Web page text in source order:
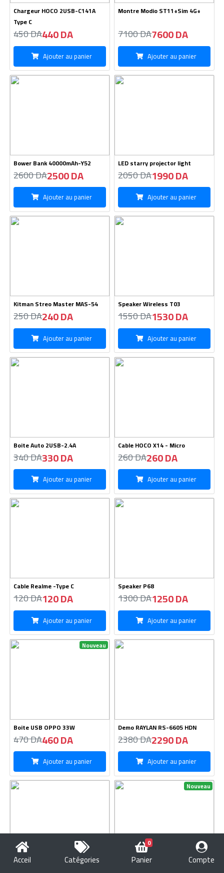
Acceil Catégories
0
Panier Compte
Chargeur HOCO 2USB-C141A
Type C
450 DA440 DA
Ajouter au panier
Montre Modio ST11+Sim 4G+
7100 DA7600 DA
Ajouter au panier
Bower Bank 40000mAh-Y52
2600 DA2500 DA
Ajouter au panier
LED starry projector light
2050 DA1990 DA
Ajouter au panier
Kitman Streo Master MAS-54
250 DA240 DA
Ajouter au panier
Speaker Wireless T03
1550 DA1530 DA
Ajouter au panier
Boite Auto 2USB-2.4A
340 DA330 DA
Ajouter au panier
Cable HOCO X14 - Micro
260 DA260 DA
Ajouter au panier
Cable Realme -Type C
120 DA120 DA
Ajouter au panier
Speaker P68
1300 DA1250 DA
Ajouter au panier
Nouveau
Boite USB OPPO 33W
470 DA460 DA
Ajouter au panier
Demo RAYLAN RS-6605 HDN
2380 DA2290 DA
Ajouter au panier
Nouveau